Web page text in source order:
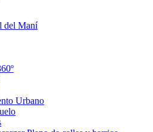
del Maní
Urbano